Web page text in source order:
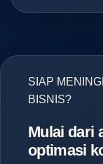
SIAP
BISNIS?
Mulai dari
optimasi